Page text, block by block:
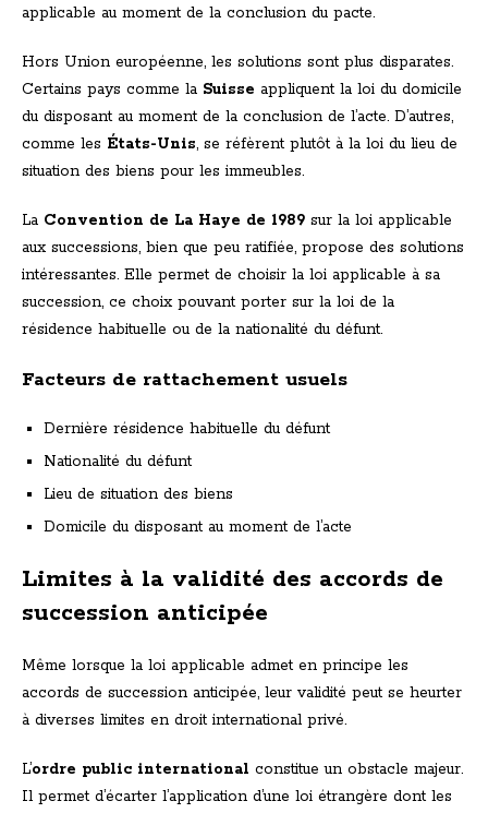
applicable au moment de la conclusion du pacte.
Hors Union européenne, les solutions sont plus disparates.
Certains pays comme la Suisse appliquent la loi du domicile
du disposant au moment de la conclusion de l’acte. D’autres,
comme les États-Unis, se réfèrent plutôt à la loi du lieu de
situation des biens pour les immeubles.
La Convention de La Haye de 1989 sur la loi applicable
aux successions, bien que peu ratifiée, propose des solutions
intéressantes. Elle permet de choisir la loi applicable à sa
succession, ce choix pouvant porter sur la loi de la
résidence habituelle ou de la nationalité du défunt.
Facteurs de rattachement usuels
Dernière résidence habituelle du défunt
Nationalité du défunt
Lieu de situation des biens
Domicile du disposant au moment de l’acte
Limites à la validité des accords de
succession anticipée
Même lorsque la loi applicable admet en principe les
accords de succession anticipée, leur validité peut se heurter
à diverses limites en droit international privé.
L’ordre public international constitue un obstacle majeur.
Il permet d’écarter l’application d’une loi étrangère dont les